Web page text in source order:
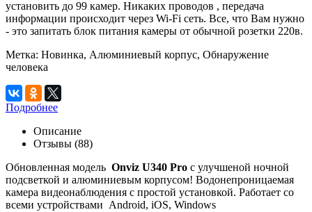
установить до 99 камер. Никаких проводов , передача
информации происходит через Wi-Fi сеть. Все, что Вам нужно
- это запитать блок питания камеры от обычной розетки 220в.
Метка: Новинка, Алюминиевый корпус, Обнаружение
человека
Подробнее
Описание
Отзывы (88)
Обновленная модель Onviz U340 Pro с улучшеной ночной
подсветкой и алюминиевым корпусом! Водонепроницаемая
камера видеонаблюдения с простой установкой. Работает со
всеми устройствами Android, iOS, Windows